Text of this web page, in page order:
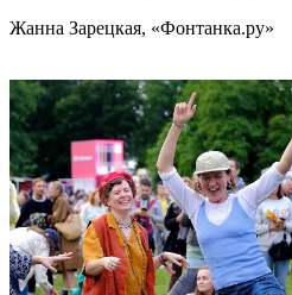
Жанна Зарецкая, «Фонтанка.ру»